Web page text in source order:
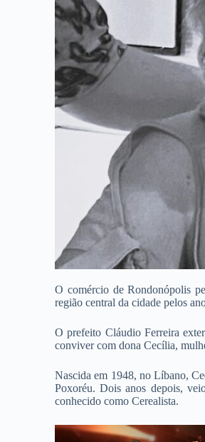
O comércio de Rondonópolis
região central da cidade pelos
O prefeito Cláudio Ferreira
conviver com dona Cecília,
Nascida em 1948, no Líbano,
Poxoréu. Dois anos depois,
conhecido como Cerealista.